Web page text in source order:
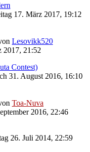
17. März 2017, 19:12
Lesovikk520
2017, 21:52
Contest)
31. August 2016, 16:10
Toa-Nuva
2016, 22:46
26. Juli 2014, 22:59